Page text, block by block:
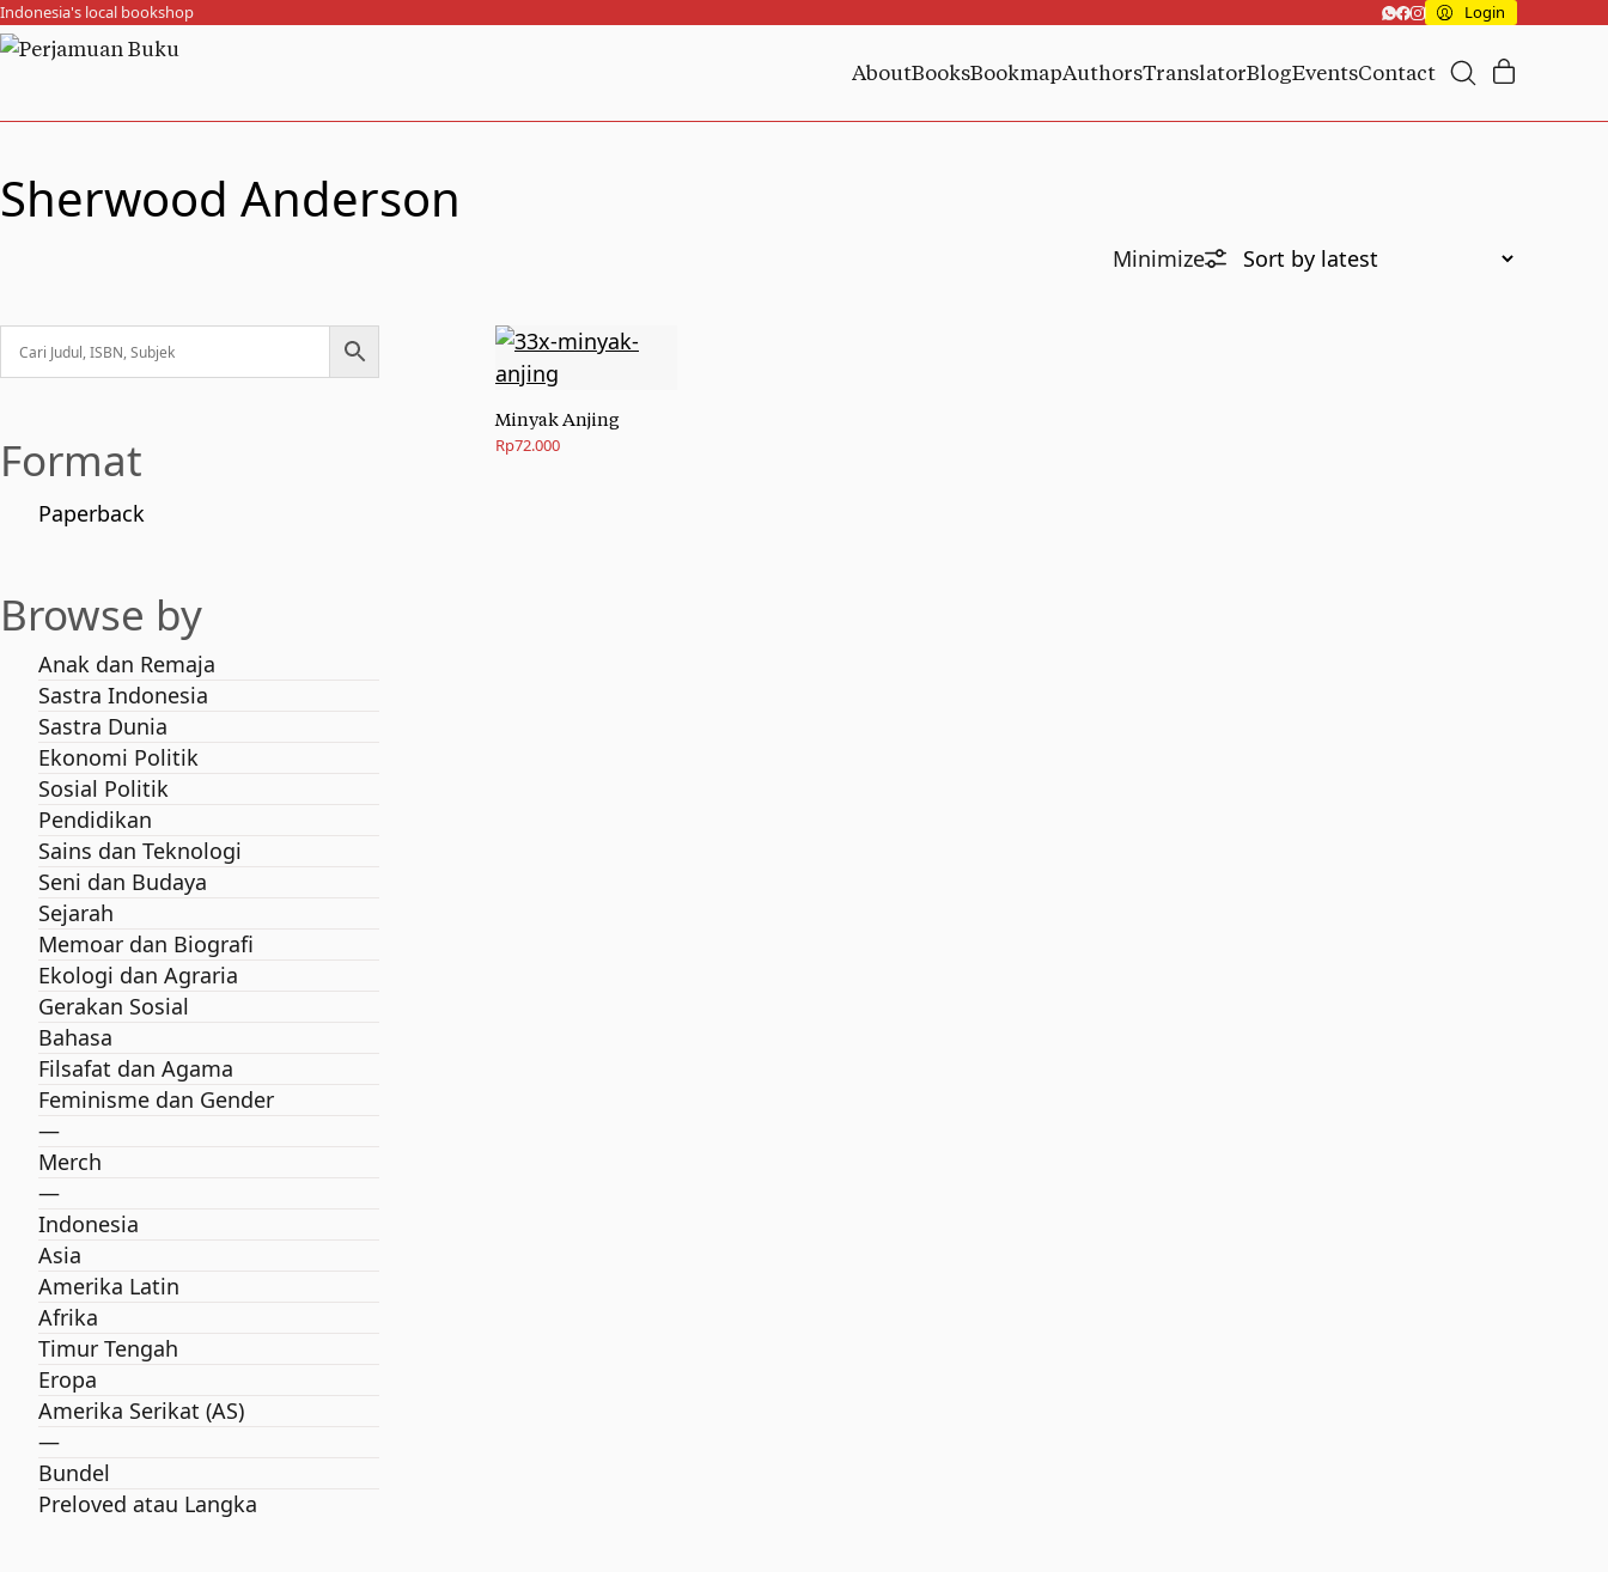
Indonesia's local bookshop Login
AboutBooksBookmapAuthorsTranslatorBlogEventsContact
Sherwood Anderson
Minyak Anjing
Rp72.000
Format
Paperback
Browse by
Anak dan Remaja
Sastra Indonesia
Sastra Dunia
Ekonomi Politik
Sosial Politik
Pendidikan
Sains dan Teknologi
Seni dan Budaya
Sejarah
Memoar dan Biografi
Ekologi dan Agraria
Gerakan Sosial
Bahasa
Filsafat dan Agama
Feminisme dan Gender
—
Merch
—
Indonesia
Asia
Amerika Latin
Afrika
Timur Tengah
Eropa
Amerika Serikat (AS)
—
Bundel
Preloved atau Langka